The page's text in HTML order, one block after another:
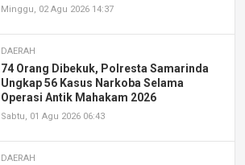
Minggu, 02 Agu 2026 14:37
DAERAH
74 Orang Dibekuk, Polresta Samarinda
Ungkap 56 Kasus Narkoba Selama
Operasi Antik Mahakam 2026
Sabtu, 01 Agu 2026 06:43
DAERAH